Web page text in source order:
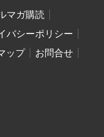
マガ購読
バシーポリシー
ップ
お問合せ